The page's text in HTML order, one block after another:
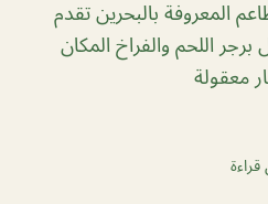
المعروفة بالبحرين تقدم
اللحم والفراخ المكان
معقولة